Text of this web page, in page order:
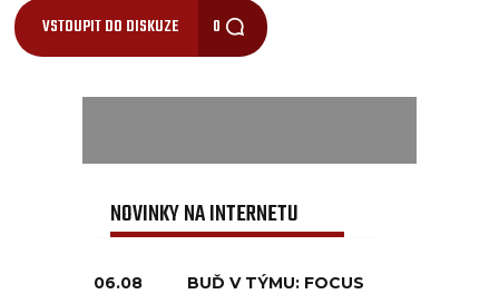
VSTOUPIT DO DISKUZE 0
NOVINKY NA INTERNETU
06.08
BUĎ V TÝMU: FOCUS